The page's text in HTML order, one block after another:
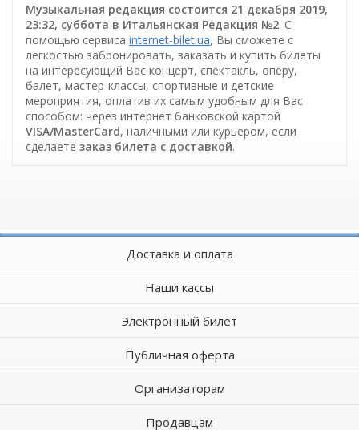
Музыкальная редакция состоится 21 декабря 2019,
23:32, суббота в Итальянская Редакция №2. С
помощью сервиса internet-bilet.ua, Вы сможете с
легкостью забронировать, заказать и купить билеты
на интересующий Вас концерт, спектакль, оперу,
балет, мастер-классы, спортивные и детские
мероприятия, оплатив их самым удобным для Вас
способом: через интернет банковской картой
VISA/MasterCard, наличными или курьером, если
сделаете заказ билета c доставкой.
Доставка и оплата
Наши кассы
Электронный билет
Публичная оферта
Организаторам
Продавцам